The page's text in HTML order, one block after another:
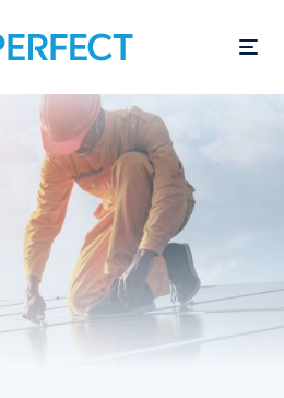
イ
コ
ン
テ
ン
ツ
に
移
動